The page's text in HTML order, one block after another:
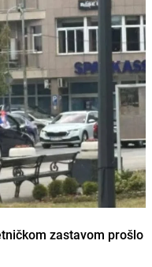
zastavom prošlo